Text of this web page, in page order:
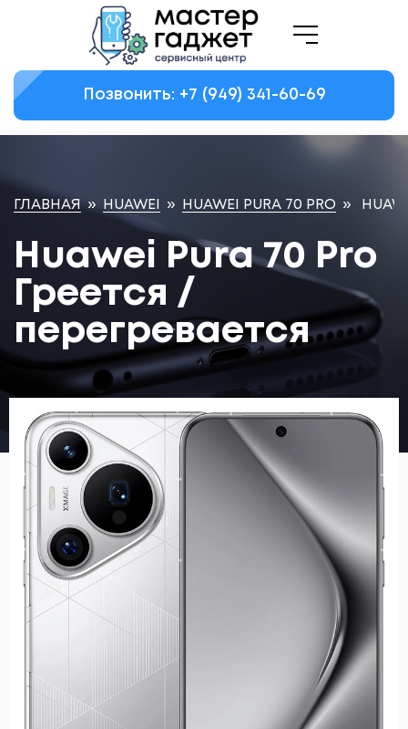
Позвонить: +7 (949) 341-60-69
ГЛАВНАЯ » HUAWEI » HUAWEI PURA 70 PRO »
Huawei Pura 70 Pro
Греется /
перегревается